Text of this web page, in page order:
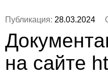
Публикация: 28.03.2024
на сайте